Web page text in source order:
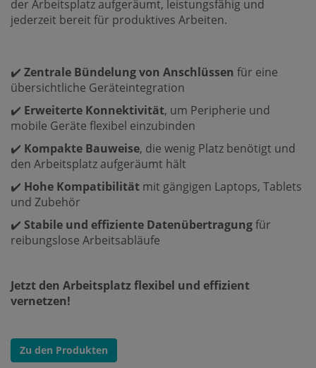
der Arbeitsplatz aufgeräumt, leistungsfähig und
jederzeit bereit für produktives Arbeiten.
✔️ Zentrale Bündelung von Anschlüssen für eine
übersichtliche Geräteintegration
✔️ Erweiterte Konnektivität, um Peripherie und
mobile Geräte flexibel einzubinden
✔️ Kompakte Bauweise, die wenig Platz benötigt und
den Arbeitsplatz aufgeräumt hält
✔️ Hohe Kompatibilität mit gängigen Laptops, Tablets
und Zubehör
✔️ Stabile und effiziente Datenübertragungfür
reibungslose Arbeitsabläufe
Jetzt den Arbeitsplatz flexibel und effizient
vernetzen!
Zu den Produkten